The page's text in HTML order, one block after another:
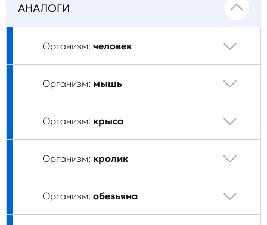
АНАЛОГИ
Организм: человек
Организм: мышь
Организм: крыса
Организм: кролик
Организм: обезьяна